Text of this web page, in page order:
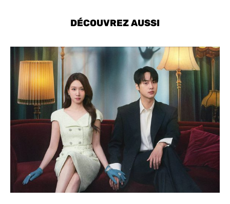
DÉCOUVREZ AUSSI